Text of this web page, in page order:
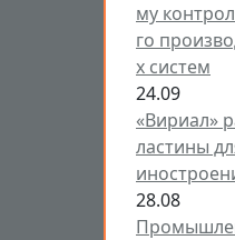
му
го
х систем
24.09
«Вириал»
ластины
28.08